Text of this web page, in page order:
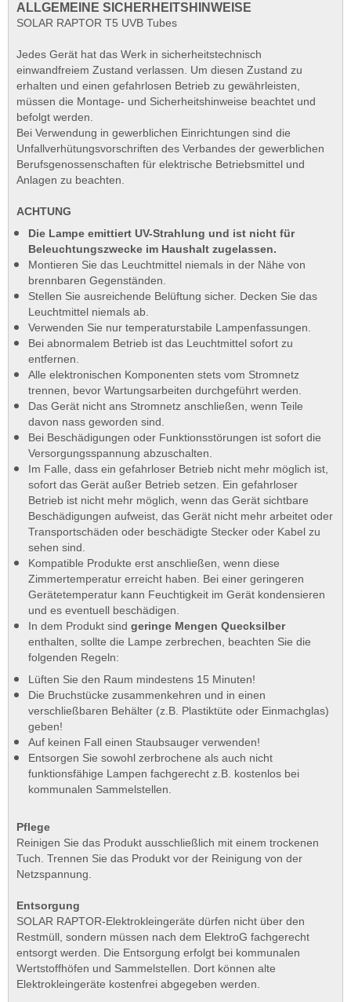
ALLGEMEINE SICHERHEITSHINWEISE
SOLAR RAPTOR T5 UVB Tubes
Jedes Gerät hat das Werk in sicherheitstechnisch
einwandfreiem Zustand verlassen. Um diesen Zustand zu
erhalten und einen gefahrlosen Betrieb zu gewährleisten,
müssen die Montage- und Sicherheitshinweise beachtet und
befolgt werden.
Bei Verwendung in gewerblichen Einrichtungen sind die
Unfallverhütungsvorschriften des Verbandes der gewerblichen
Berufsgenossenschaften für elektrische Betriebsmittel und
Anlagen zu beachten.
ACHTUNG
Die Lampe emittiert UV-Strahlung und ist nicht für
Beleuchtungszwecke im Haushalt zugelassen.
Montieren Sie das Leuchtmittel niemals in der Nähe von
brennbaren Gegenständen.
Stellen Sie ausreichende Belüftung sicher. Decken Sie das
Leuchtmittel niemals ab.
Verwenden Sie nur temperaturstabile Lampenfassungen.
Bei abnormalem Betrieb ist das Leuchtmittel sofort zu
entfernen.
Alle elektronischen Komponenten stets vom Stromnetz
trennen, bevor Wartungsarbeiten durchgeführt werden.
Das Gerät nicht ans Stromnetz anschließen, wenn Teile
davon nass geworden sind.
Bei Beschädigungen oder Funktionsstörungen ist sofort die
Versorgungsspannung abzuschalten.
Im Falle, dass ein gefahrloser Betrieb nicht mehr möglich ist,
sofort das Gerät außer Betrieb setzen. Ein gefahrloser
Betrieb ist nicht mehr möglich, wenn das Gerät sichtbare
Beschädigungen aufweist, das Gerät nicht mehr arbeitet oder
Transportschäden oder beschädigte Stecker oder Kabel zu
sehen sind.
Kompatible Produkte erst anschließen, wenn diese
Zimmertemperatur erreicht haben. Bei einer geringeren
Gerätetemperatur kann Feuchtigkeit im Gerät kondensieren
und es eventuell beschädigen.
In dem Produkt sind geringe Mengen Quecksilber
enthalten, sollte die Lampe zerbrechen, beachten Sie die
folgenden Regeln:
Lüften Sie den Raum mindestens 15 Minuten!
Die Bruchstücke zusammenkehren und in einen
verschließbaren Behälter (z.B. Plastiktüte oder Einmachglas)
geben!
Auf keinen Fall einen Staubsauger verwenden!
Entsorgen Sie sowohl zerbrochene als auch nicht
funktionsfähige Lampen fachgerecht z.B. kostenlos bei
kommunalen Sammelstellen.
Pflege
Reinigen Sie das Produkt ausschließlich mit einem trockenen
Tuch. Trennen Sie das Produkt vor der Reinigung von der
Netzspannung.
Entsorgung
SOLAR RAPTOR-Elektrokleingeräte dürfen nicht über den
Restmüll, sondern müssen nach dem ElektroG fachgerecht
entsorgt werden. Die Entsorgung erfolgt bei kommunalen
Wertstoffhöfen und Sammelstellen. Dort können alte
Elektrokleingeräte kostenfrei abgegeben werden.